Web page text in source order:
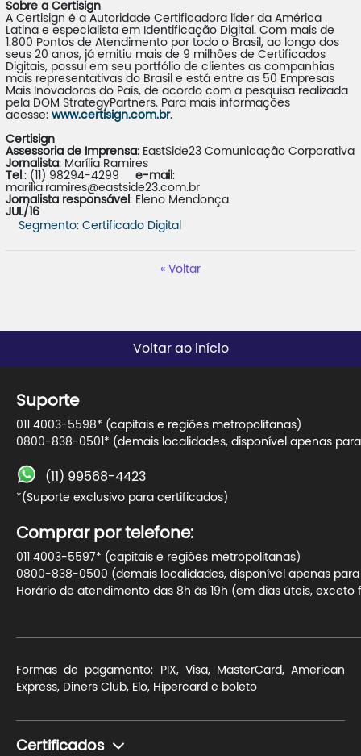
Sobre a Certisign
A Certisign é a Autoridade Certificadora líder da América
Latina e especialista em Identificação Digital. Com mais de
1.800 Pontos de Atendimento por todo o Brasil, ao longo dos
seus 20 anos, já emitiu mais de 9 milhões de Certificados
Digitais, possui em seu portfólio de clientes as companhias
mais representativas do Brasil e está entre as 50 Empresas
Mais Inovadoras do País, de acordo com a pesquisa realizada
pela DOM StrategyPartners. Para mais informações
acesse: www.certisign.com.br.
Certisign
Assessoria de Imprensa: EastSide23 Comunicação Corporativa
Jornalista: Marília Ramires
Tel .: (11) 98294-4299 e-mail :
marilia.ramires@eastside23.com.br
Jornalista responsável : Eleno Mendonça
JUL/16
Segmento: Certificado Digital
Voltar
Voltar ao início
Suporte
011 4003-5598* (capitais e regiões metropolitanas)
0800-838-0501* (demais localidades, disponível apenas
(11) 99568-4423
*(Suporte exclusivo para certificados)
Comprar por telefone:
011 4003-5597* (capitais e regiões metropolitanas)
0800-838-0500 (demais localidades, disponível apenas
Horário de atendimento das 8h às 19h (em dias úteis, exceto
Formas de pagamento: PIX, Visa, MasterCard, American
Express, Diners Club, Elo, Hipercard e boleto
Certificados